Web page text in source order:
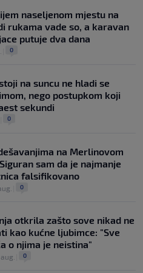
naseljenom mjestu na
rukama vade so, a karavan
putuje dva dana
0
na suncu ne hladi se
nego postupkom koji
sekundi
0
na Merlinovom
sam da je najmanje
falsifikovano
0
otkrila zašto sove nikad ne
kao kućne ljubimce: "Sve
o njima je neistina"
0